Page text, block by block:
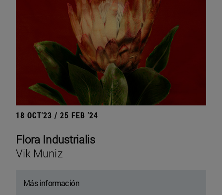
18 OCT'23 / 25 FEB '24
Flora Industrialis
Vik Muniz
Más información